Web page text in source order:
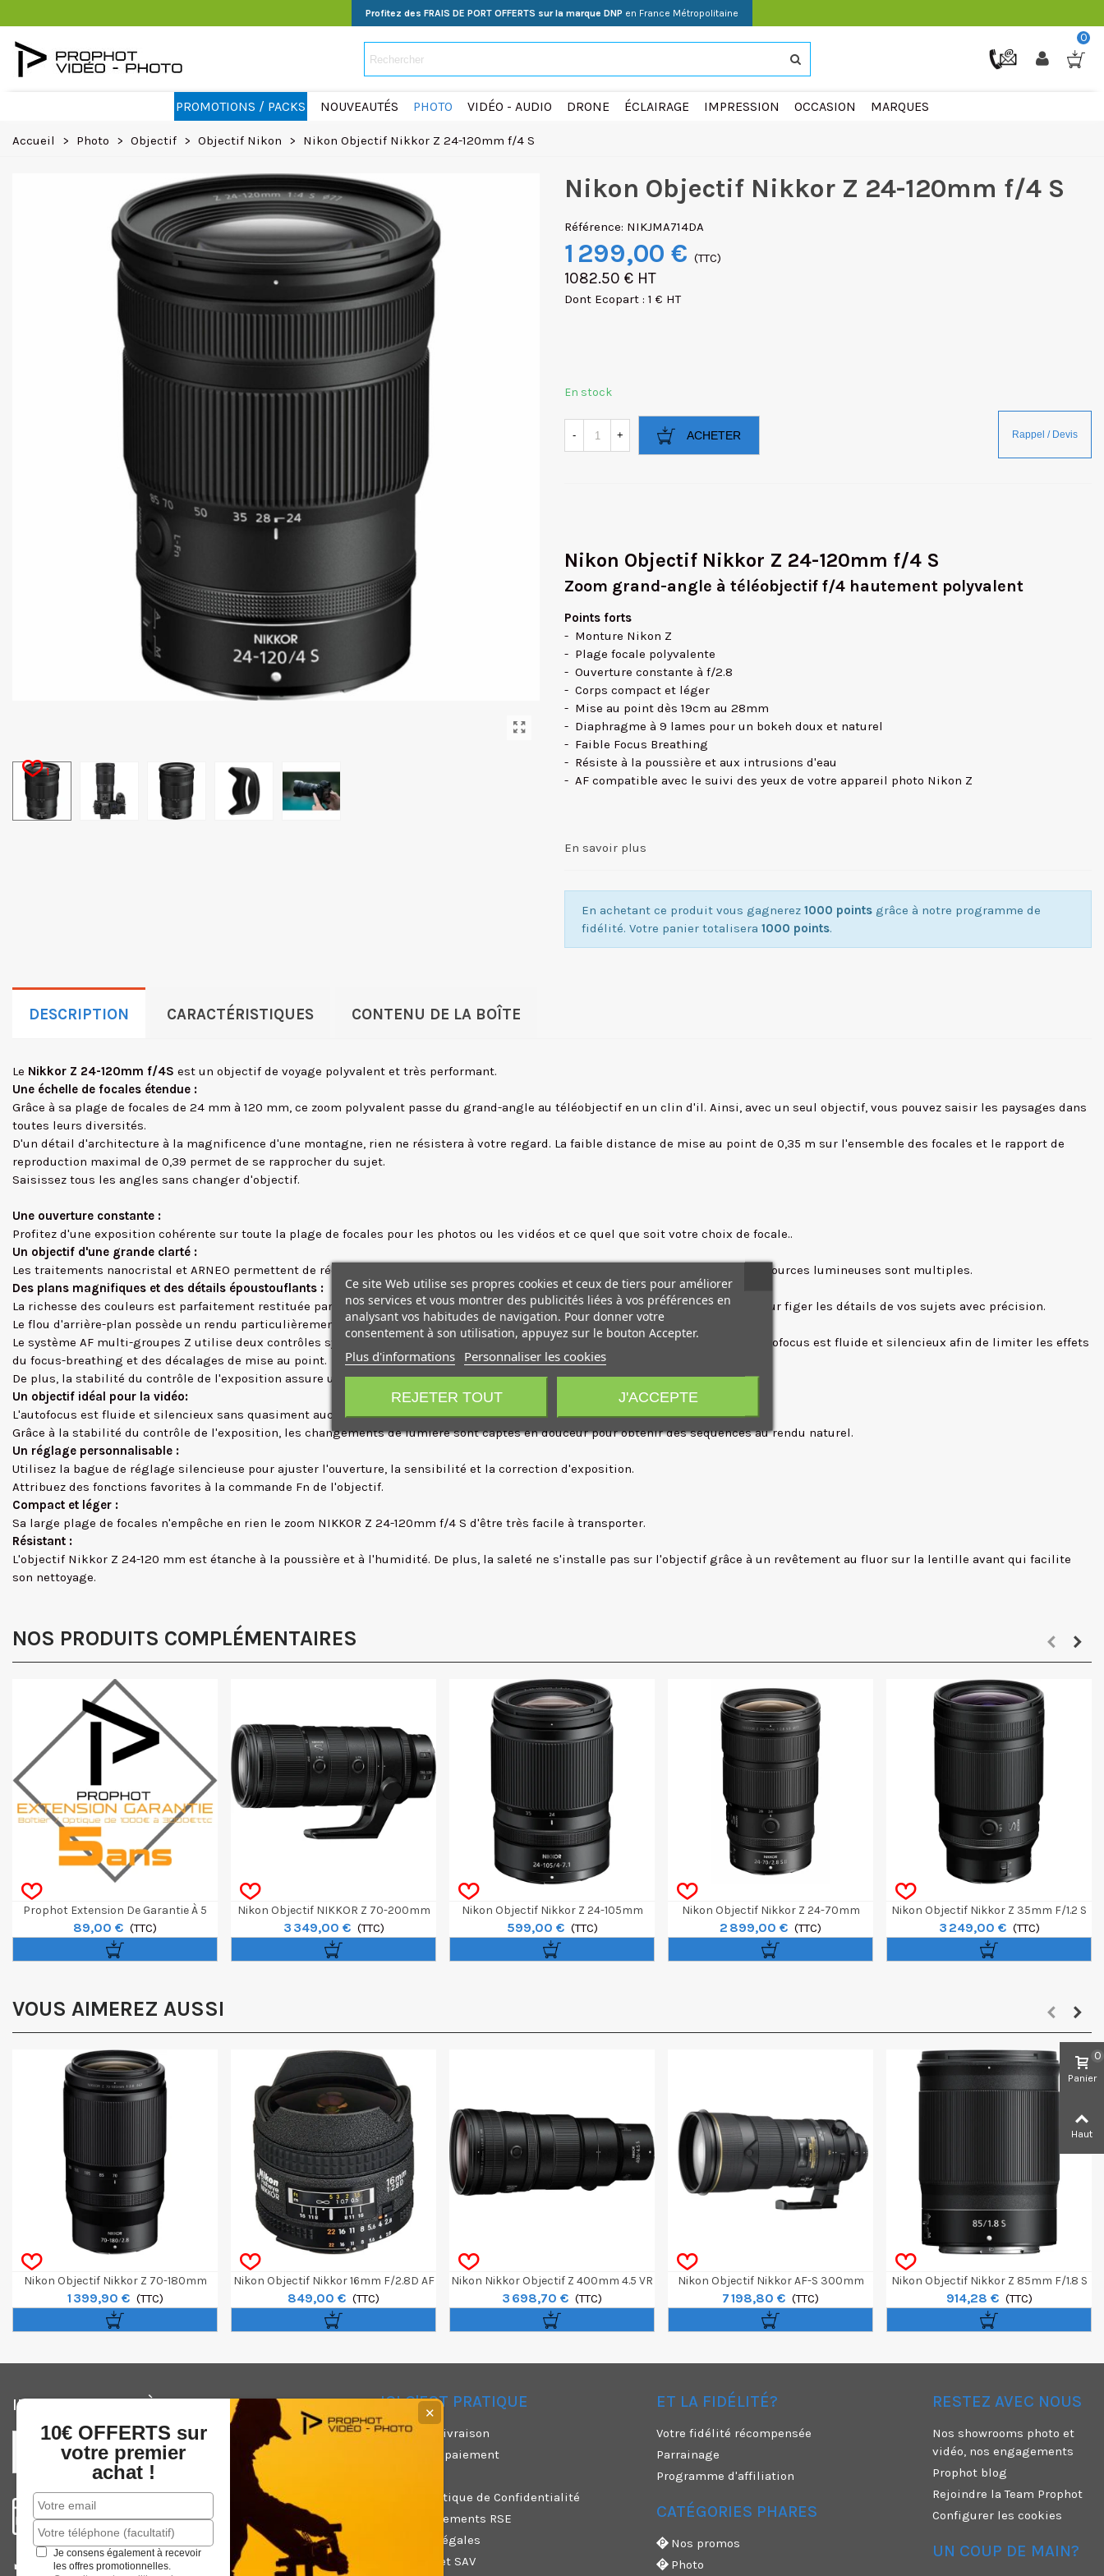
Profitez des FRAIS DE PORT OFFERTS sur la marque DNP en France Métropolitaine
0
PROMOTIONS / PACKS NOUVEAUTÉS PHOTO VIDÉO - AUDIO DRONE ÉCLAIRAGE IMPRESSION OCCASION MARQUES
Accueil > Photo > Objectif > Objectif Nikon > Nikon Objectif Nikkor Z 24-120mm f/4 S
1
Nikon Objectif Nikkor Z 24-120mm f/4 S
Référence: NIKJMA714DA
1 299,00 € (TTC)
1082.50 € HT
Dont Ecopart : 1 € HT
En stock
- + ACHETER
Nikon Objectif Nikkor Z 24-120mm f/4 S
Zoom grand-angle à téléobjectif f/4 hautement polyvalent
Points forts
- Monture Nikon Z
- Plage focale polyvalente
- Ouverture constante à f/2.8
- Corps compact et léger
- Mise au point dès 19cm au 28mm
- Diaphragme à 9 lames pour un bokeh doux et naturel
- Faible Focus Breathing
- Résiste à la poussière et aux intrusions d'eau
- AF compatible avec le suivi des yeux de votre appareil photo Nikon Z
En savoir plus
En achetant ce produit vous gagnerez 1000 points grâce à notre programme de
fidélité. Votre panier totalisera 1000 points.
DESCRIPTION CARACTÉRISTIQUES CONTENU DE LA BOÎTE
Le Nikkor Z 24-120mm f/4S est un objectif de voyage polyvalent et très performant.
Une échelle de focales étendue :
Grâce à sa plage de focales de 24 mm à 120 mm, ce zoom polyvalent passe du grand-angle au téléobjectif en un clin d'il. Ainsi, avec un seul objectif, vous pouvez saisir les paysages dans
toutes leurs diversités.
D'un détail d'architecture à la magnificence d'une montagne, rien ne résistera à votre regard. La faible distance de mise au point de 0,35 m sur l'ensemble des focales et le rapport de
reproduction maximal de 0,39 permet de se rapprocher du sujet.
Saisissez tous les angles sans changer d'objectif.
Une ouverture constante :
Profitez d'une exposition cohérente sur toute la plage de focales pour les photos ou les vidéos et ce quel que soit votre choix de focale..
Un objectif d'une grande clarté :
Les traitements nanocristal et ARNEO permettent de réduire les images fantômes et lumières parasites qui se forment quand les sources lumineuses sont multiples.
Des plans magnifiques et des détails époustouflants :
La richesse des couleurs est parfaitement restituée par l'objectif Nikkor Z 24-120 mm. La netteté s'étend jusqu'au bord du cadre pour figer les détails de vos sujets avec précision.
Le flou d'arrière-plan possède un rendu particulièrement doux.
Le système AF multi-groupes Z utilise deux contrôles synchronisés afin de garantir une mise au point rapide et efficace. Ainsi, l'autofocus est fluide et silencieux afin de limiter les effets
du focus-breathing et des décalages de mise au point.
De plus, la stabilité du contrôle de l'exposition assure une captation fiable des changements de lumière et un rendu naturel.
Un objectif idéal pour la vidéo:
L'autofocus est fluide et silencieux sans quasiment aucun focus-breathing ou décalage de mise au point.
Grâce à la stabilité du contrôle de l'exposition, les changements de lumière sont captés en douceur pour obtenir des séquences au rendu naturel.
Un réglage personnalisable :
Utilisez la bague de réglage silencieuse pour ajuster l'ouverture, la sensibilité et la correction d'exposition.
Attribuez des fonctions favorites à la commande Fn de l'objectif.
Compact et léger :
Sa large plage de focales n'empêche en rien le zoom NIKKOR Z 24-120mm f/4 S d'être très facile à transporter.
Résistant :
L'objectif Nikkor Z 24-120 mm est étanche à la poussière et à l'humidité. De plus, la saleté ne s'installe pas sur l'objectif grâce à un revêtement au fluor sur la lentille avant qui facilite
son nettoyage.
NOS PRODUITS COMPLÉMENTAIRES
Prophot Extension De Garantie À 5
Ans Boîtier/Optique 1000€ À 3000€
89,00 € (TTC)
Nikon Objectif NIKKOR Z 70-200mm
F/2.8 VR S II
3 349,00 € (TTC)
Nikon Objectif Nikkor Z 24-105mm
F/4-7.1
599,00 € (TTC)
Nikon Objectif Nikkor Z 24-70mm
F/2.8 S II
2 899,00 € (TTC)
Nikon Objectif Nikkor Z 35mm F/1.2 S
3 249,00 € (TTC)
VOUS AIMEREZ AUSSI
Nikon Objectif Nikkor Z 70-180mm
F/2.8
1 399,90 € (TTC)
Nikon Objectif Nikkor 16mm F/2.8D AF
Fisheye
849,00 € (TTC)
Nikon Nikkor Objectif Z 400mm 4.5 VR
S
3 698,70 € (TTC)
Nikon Objectif Nikkor AF-S 300mm
F/2,8G IF-ED VR II
7 198,80 € (TTC)
Nikon Objectif Nikkor Z 85mm F/1.8 S
914,28 € (TTC)
INSCRIVEZ-VOUS À NOTRE NEWSLETTER ICI C'EST PRATIQUE
Modes de livraison
Moyens de paiement
CGV & Politique de Confidentialité
Nos engagements RSE
Mentions légales
Garanties et SAV
ET LA FIDÉLITÉ?
Votre fidélité récompensée
Parrainage
Programme d'affiliation
CATÉGORIES PHARES
Nos promos
Photo
RESTEZ AVEC NOUS
Nos showrooms photo et
vidéo, nos engagements
Prophot blog
Rejoindre la Team Prophot
Configurer les cookies
UN COUP DE MAIN?
Ce site Web utilise ses propres cookies et ceux de tiers pour améliorer
nos services et vous montrer des publicités liées à vos préférences en
analysant vos habitudes de navigation. Pour donner votre
consentement à son utilisation, appuyez sur le bouton Accepter.
Plus d'informations Personnaliser les cookies
REJETER TOUT J'ACCEPTE
Panier
0
Haut
10€ OFFERTS sur
votre premier
achat !
Je consens également à recevoir
les offres promotionnelles.
✕